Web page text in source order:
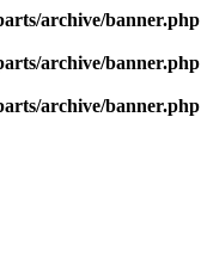
archive/banner.php
archive/banner.php
archive/banner.php